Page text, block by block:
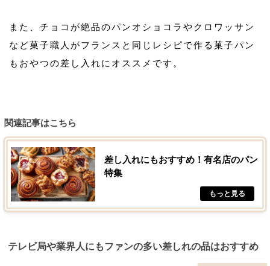
また、チョコが絶品のパンオショコラやクロワッサン
など菓子職人がフランスと同じレシピで作る菓子パン
もおやつの差し入れにオススメです。
関連記事はこちら
差し入れにもおすすめ！有名店のパン
特集
テレビ局や業界人にもファンの多い差しれの品はおすすめ